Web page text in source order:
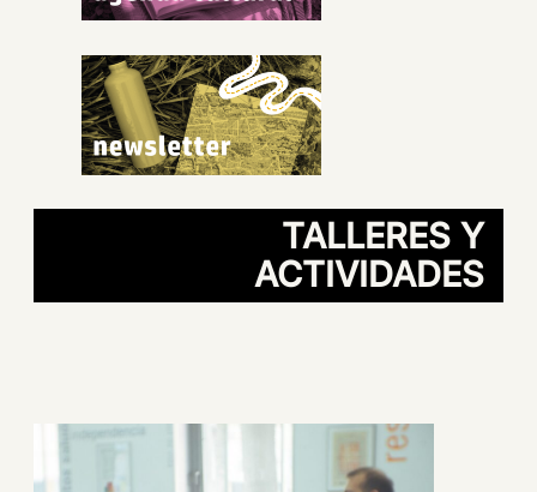
TALLERES Y
ACTIVIDADES